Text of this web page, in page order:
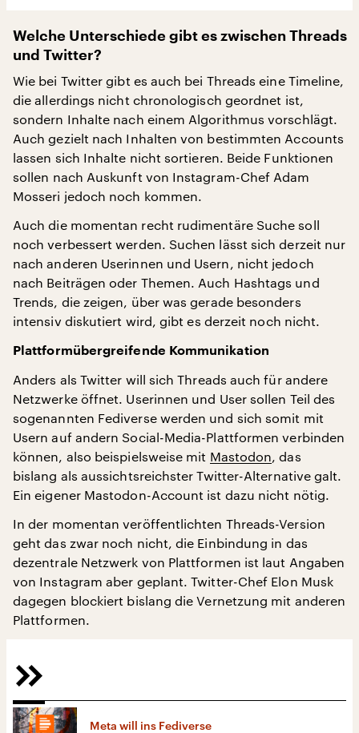
Welche Unterschiede gibt es zwischen Threads
und Twitter?
Wie bei Twitter gibt es auch bei Threads eine Timeline,
die allerdings nicht chronologisch geordnet ist,
sondern Inhalte nach einem Algorithmus vorschlägt.
Auch gezielt nach Inhalten von bestimmten Accounts
lassen sich Inhalte nicht sortieren. Beide Funktionen
sollen nach Auskunft von Instagram-Chef Adam
Mosseri jedoch noch kommen.
Auch die momentan recht rudimentäre Suche soll
noch verbessert werden. Suchen lässt sich derzeit nur
nach anderen Userinnen und Usern, nicht jedoch
nach Beiträgen oder Themen. Auch Hashtags und
Trends, die zeigen, über was gerade besonders
intensiv diskutiert wird, gibt es derzeit noch nicht.
Plattformübergreifende Kommunikation
Anders als Twitter will sich Threads auch für andere
Netzwerke öffnet. Userinnen und User sollen Teil des
sogenannten Fediverse werden und sich somit mit
Usern auf andern Social-Media-Plattformen verbinden
können, also beispielsweise mit Mastodon , das
bislang als aussichtsreichster Twitter-Alternative galt.
Ein eigener Mastodon-Account ist dazu nicht nötig.
In der momentan veröffentlichten Threads-Version
geht das zwar noch nicht, die Einbindung in das
dezentrale Netzwerk von Plattformen ist laut Angaben
von Instagram aber geplant. Twitter-Chef Elon Musk
dagegen blockiert bislang die Vernetzung mit anderen
Plattformen.
Meta will ins Fediverse